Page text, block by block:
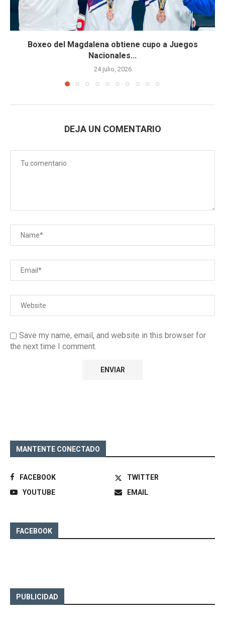
Boxeo del Magdalena obtiene cupo a Juegos
Nacionales...
24 julio, 2026
DEJA UN COMENTARIO
Save my name, email, and website in this browser for
the next time I comment.
MANTENTE CONECTADO
FACEBOOK
TWITTER
YOUTUBE
EMAIL
FACEBOOK
PUBLICIDAD